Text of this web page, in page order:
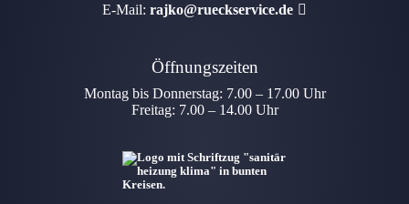
E-Mail: rajko@rueckservice.de
Öffnungszeiten
Montag bis Donnerstag: 7.00 – 17.00 Uhr
Freitag: 7.00 – 14.00 Uhr